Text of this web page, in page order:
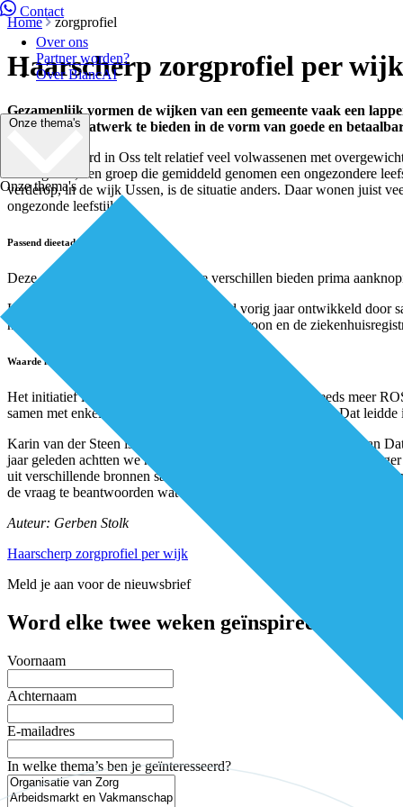
Contact
Over ons
Partner worden?
Over BiancAI
Onze thema's
Onze thema's
Home zorgprofiel
Haarscherp zorgprofiel per wijk
Gezamenlijk vormen de wijken van een gemeente vaak een
bevolking maatwerk te bieden in de vorm van goede en
Ruwaard-Noord in Oss telt relatief veel volwassenen met
achtergrond, een groep die gemiddeld genomen een ongezondere
verderop, in de wijk Ussen, is de situatie anders. Daar wonen juist
ongezonde leefstijl.
Passend dieetadvies
Deze onlangs inzichtelijk gemaakte verschillen bieden prima
Het wijkgezondheidsprofiel in Oss werd vorig jaar ontwikkeld door
huisartsenregistratie van Zorggroep Synchroon en de
Waarde herkennen
Het initiatief in Noord-Brabant staat niet op zichzelf. Steeds meer
samen met enkele collega-ROS’en op als een voortrekker. Dat
Karin van der Steen is adviseur bij Prosoop én medebedenker van
jaar geleden achtten we het in de Achterhoek noodzakelijk niet
uit verschillende bronnen samen te voegen, de cijfers en uitkomsten
de vraag te beantwoorden wat inwoners van de Achterhoek nodig
Auteur: Gerben Stolk
Haarscherp zorgprofiel per wijk
Meld je aan voor de nieuwsbrief
Word elke twee weken geïnspireerd en mis
Voornaam
Achternaam
E-mailadres
In welke thema’s ben je geïnteresseerd?